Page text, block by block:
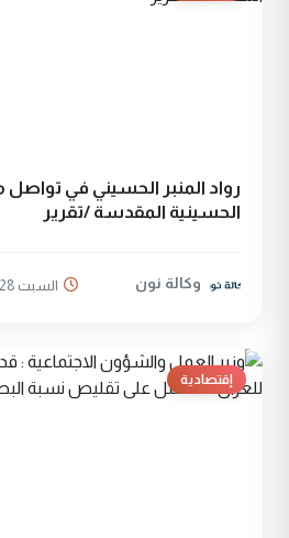
رواد المنبر الحسيني في
الحسينية المقدسة /تقرير
وكالة نون السبت 28 تشرين الثاني 2009
إقتصادية